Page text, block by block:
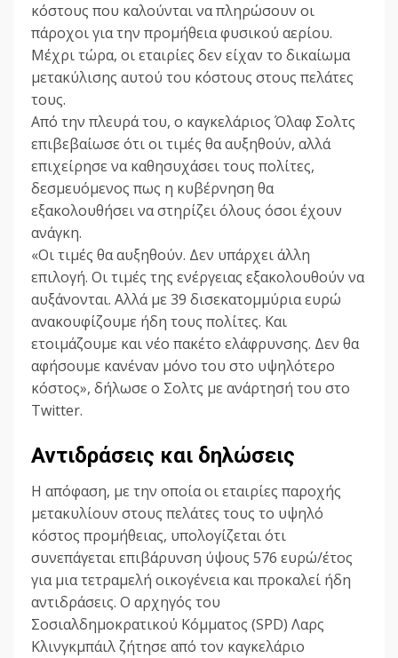
κόστους που καλούνται να πληρώσουν οι
πάροχοι για την προμήθεια φυσικού αερίου.
Μέχρι τώρα, οι εταιρίες δεν είχαν το δικαίωμα
μετακύλισης αυτού του κόστους στους πελάτες
τους.
Από την πλευρά του, ο καγκελάριος Όλαφ Σολτς
επιβεβαίωσε ότι οι τιμές θα αυξηθούν, αλλά
επιχείρησε να καθησυχάσει τους πολίτες,
δεσμευόμενος πως η κυβέρνηση θα
εξακολουθήσει να στηρίζει όλους όσοι έχουν
ανάγκη.
«Οι τιμές θα αυξηθούν. Δεν υπάρχει άλλη
επιλογή. Οι τιμές της ενέργειας εξακολουθούν να
αυξάνονται. Αλλά με 39 δισεκατομμύρια ευρώ
ανακουφίζουμε ήδη τους πολίτες. Και
ετοιμάζουμε και νέο πακέτο ελάφρυνσης. Δεν θα
αφήσουμε κανέναν μόνο του στο υψηλότερο
κόστος», δήλωσε ο Σολτς με ανάρτησή του στο
Twitter.
Αντιδράσεις και δηλώσεις
Η απόφαση, με την οποία οι εταιρίες παροχής
μετακυλίουν στους πελάτες τους το υψηλό
κόστος προμήθειας, υπολογίζεται ότι
συνεπάγεται επιβάρυνση ύψους 576 ευρώ/έτος
για μια τετραμελή οικογένεια και προκαλεί ήδη
αντιδράσεις. Ο αρχηγός του
Σοσιαλδημοκρατικού Κόμματος (SPD) Λαρς
Κλινγκμπάιλ ζήτησε από τον καγκελάριο